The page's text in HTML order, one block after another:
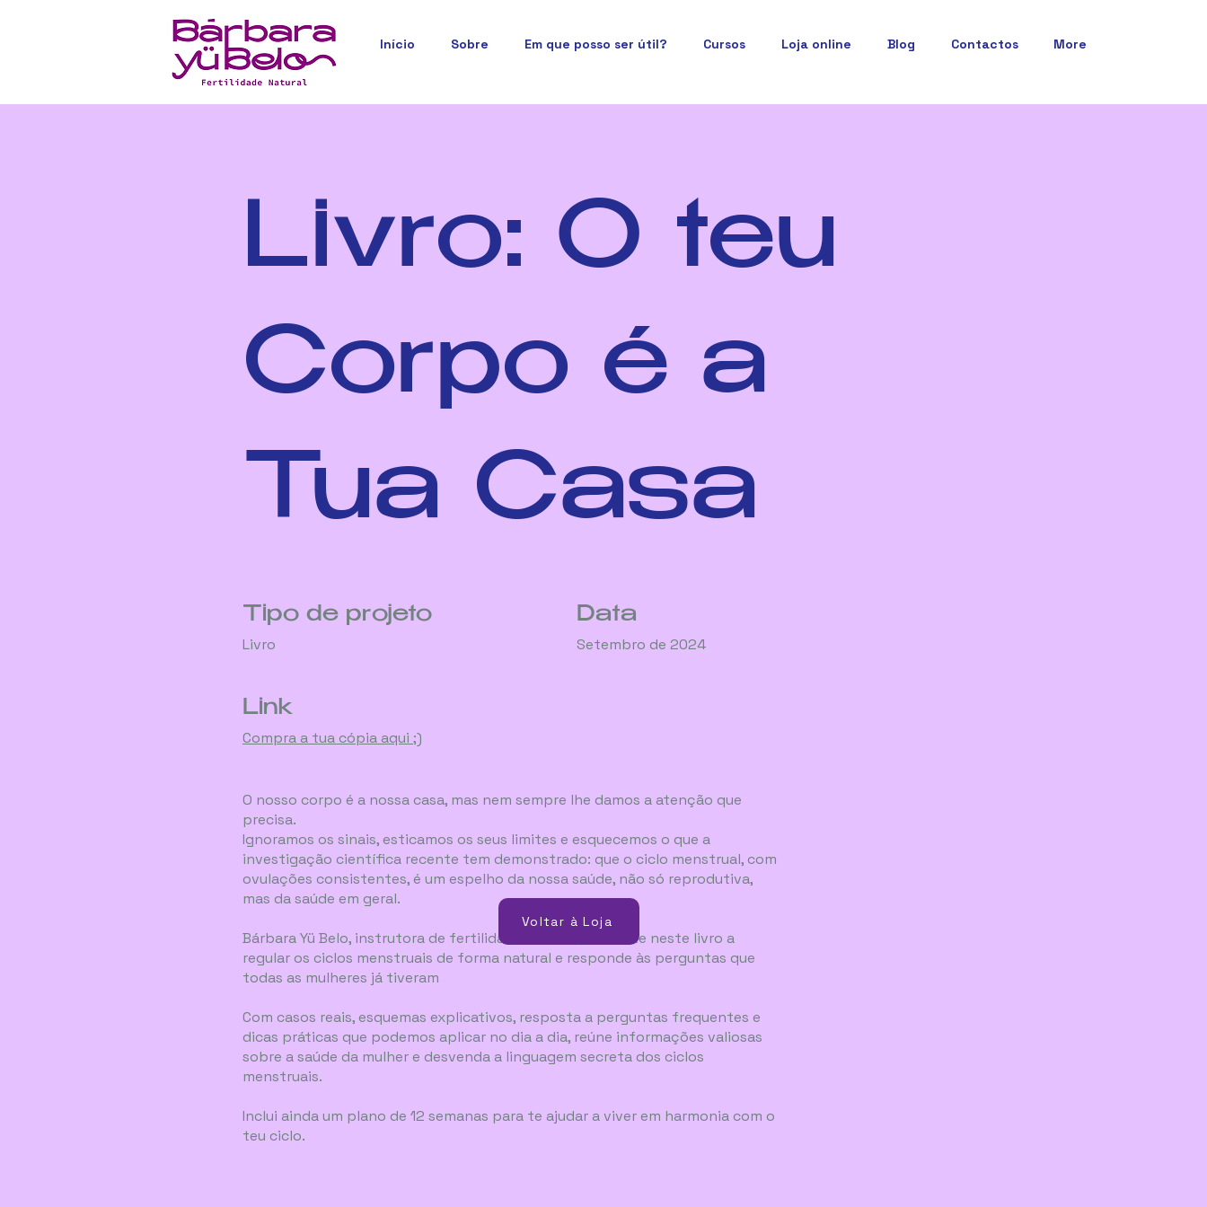
Início Sobre Em que posso ser útil? Cursos Loja online Blog Contactos More
Livro: O teu
Corpo é a
Tua Casa
Tipo de projeto
Livro
Data
Setembro de 2024
Link
Compra a tua cópia aqui ;)
O nosso corpo é a nossa casa, mas nem sempre lhe damos a atenção que
precisa.
Ignoramos os sinais, esticamos os seus limites e esquecemos o que a
investigação científica recente tem demonstrado: que o ciclo menstrual, com
ovulações consistentes, é um espelho da nossa saúde, não só reprodutiva,
mas da saúde em geral.
Bárbara Yü Belo, instrutora de fertilidade natural, ensina-te neste livro a
regular os ciclos menstruais de forma natural e responde às perguntas que
todas as mulheres já tiveram
Com casos reais, esquemas explicativos, resposta a perguntas frequentes e
dicas práticas que podemos aplicar no dia a dia, reúne informações valiosas
sobre a saúde da mulher e desvenda a linguagem secreta dos ciclos
menstruais.
Inclui ainda um plano de 12 semanas para te ajudar a viver em harmonia com o
teu ciclo.
Voltar à Loja